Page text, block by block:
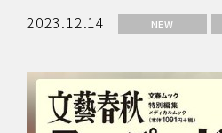
2023.12.14 NEW